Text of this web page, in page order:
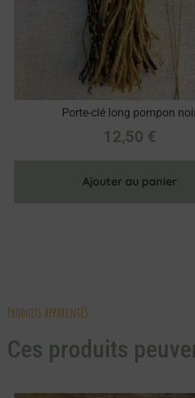
Porte-clé long pompon
12,50 €
Ajouter au panier
Produits apparentés
Ces produits